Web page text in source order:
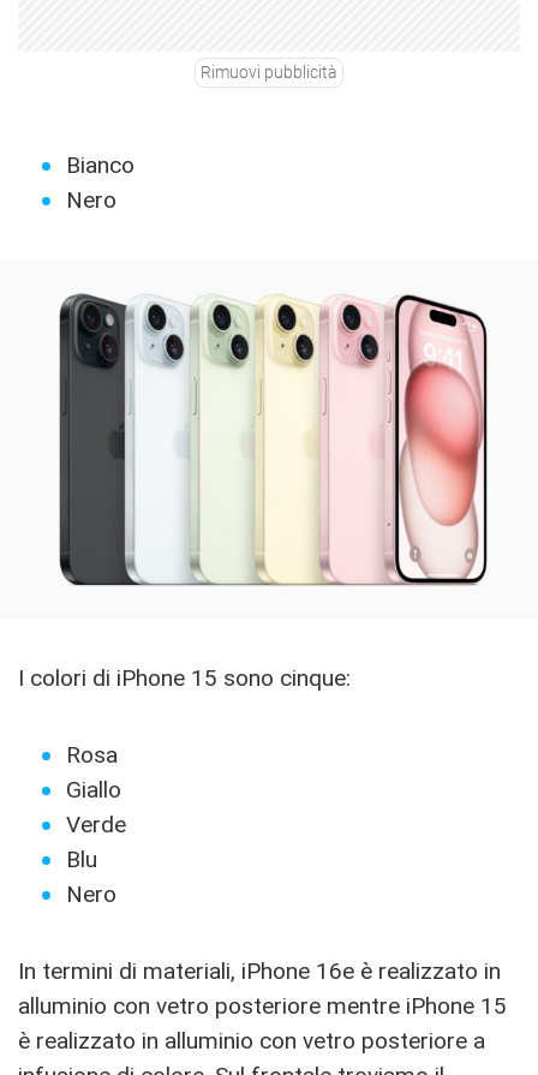
Rimuovi pubblicità
Bianco
Nero
I colori di iPhone 15 sono cinque:
Rosa
Giallo
Verde
Blu
Nero
In termini di materiali, iPhone 16e è realizzato in
alluminio con vetro posteriore mentre iPhone 15
è realizzato in alluminio con vetro posteriore a